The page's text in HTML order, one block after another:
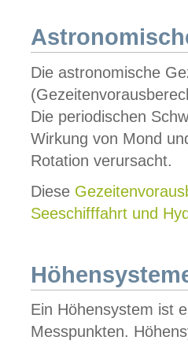
Die astronomische
Die periodischen
Wirkung von Mond
Rotation verursacht.
Diese
Seeschifffahrt und
Ein Höhensystem ist
Messpunkten.